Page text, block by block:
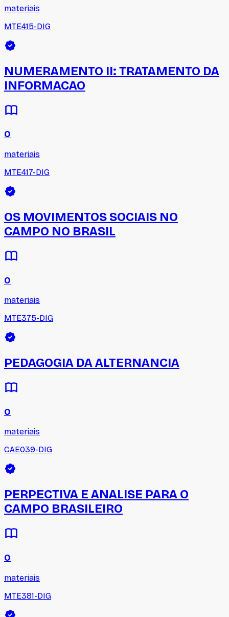
materiais
MTE415-DIG
NUMERAMENTO II: TRATAMENTO DA
INFORMACAO
0
materiais
MTE417-DIG
OS MOVIMENTOS SOCIAIS NO
CAMPO NO BRASIL
0
materiais
MTE375-DIG
PEDAGOGIA DA ALTERNANCIA
0
materiais
CAE039-DIG
PERPECTIVA E ANALISE PARA O
CAMPO BRASILEIRO
0
materiais
MTE381-DIG